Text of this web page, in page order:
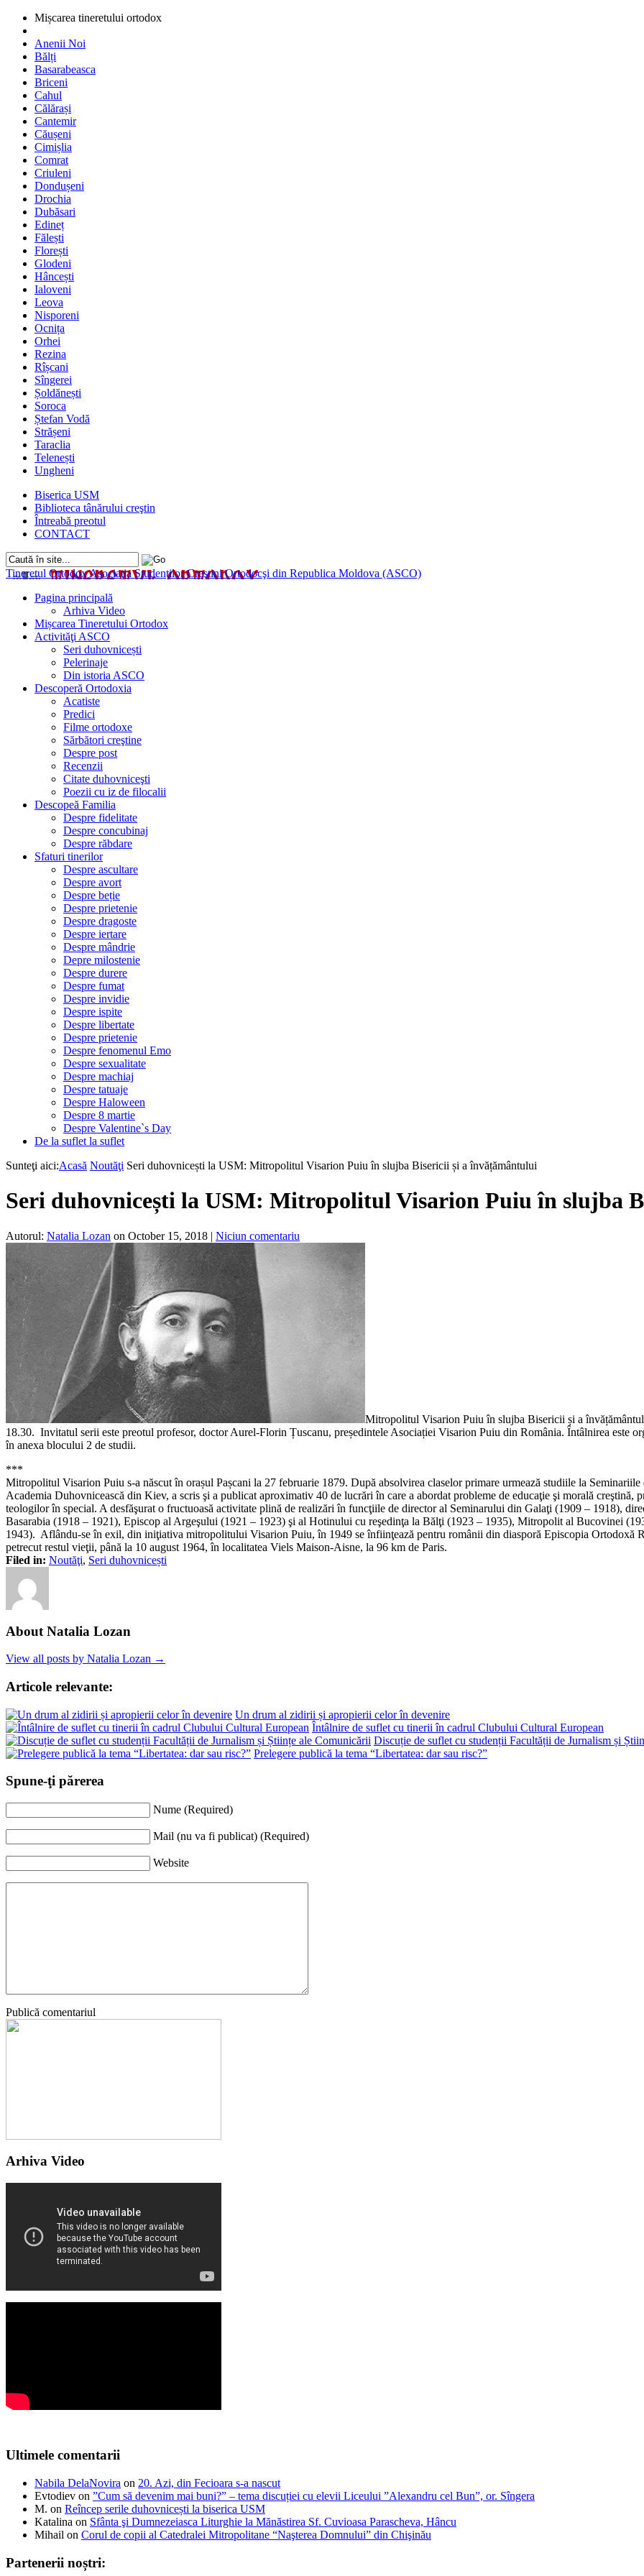
Mișcarea tineretului ortodox
Anenii Noi
Bălți
Basarabeasca
Briceni
Cahul
Călărași
Cantemir
Căușeni
Cimișlia
Comrat
Criuleni
Dondușeni
Drochia
Dubăsari
Edineț
Fălești
Florești
Glodeni
Hâncești
Ialoveni
Leova
Nisporeni
Ocnița
Orhei
Rezina
Rîșcani
Sîngerei
Șoldănești
Soroca
Ștefan Vodă
Strășeni
Taraclia
Telenești
Ungheni
Biserica USM
Biblioteca tânărului creştin
Întreabă preotul
CONTACT
Tineretul OrtodoxAsociaţia Studenţilor Creştini Ortodocşi din Republica Moldova (ASCO)
Pagina principală
Arhiva Video
Mișcarea Tineretului Ortodox
Activităţi ASCO
Seri duhovnicești
Pelerinaje
Din istoria ASCO
Descoperă Ortodoxia
Acatiste
Predici
Filme ortodoxe
Sărbători creştine
Despre post
Recenzii
Citate duhovniceşti
Poezii cu iz de filocalii
Descopeă Familia
Despre fidelitate
Despre concubinaj
Despre răbdare
Sfaturi tinerilor
Despre ascultare
Despre avort
Despre beție
Despre prietenie
Despre dragoste
Despre iertare
Despre mândrie
Depre milostenie
Despre durere
Despre fumat
Despre invidie
Despre ispite
Despre libertate
Despre prietenie
Despre fenomenul Emo
Despre sexualitate
Despre machiaj
Despre tatuaje
Despre Haloween
Despre 8 martie
Despre Valentine`s Day
De la suflet la suflet
Sunteţi aici:Acasă Noutăţi Seri duhovnicești la USM: Mitropolitul Visarion Puiu în slujba Bisericii și a învățământului
Seri duhovnicești la USM: Mitropolitul Visarion Puiu în slujba
Autorul: Natalia Lozan on October 15, 2018 | Niciun comentariu
Mitropolitul Visarion Puiu în slujba Bisericii și a
18.30. Invitatul serii este preotul profesor, doctor Aurel-Florin Țuscanu, președintele Asociației Visarion Puiu din România. Întâlnirea este
în anexa blocului 2 de studii.
***
Mitropolitul Visarion Puiu s-a născut în orașul Pașcani la 27 februarie 1879. După absolvirea claselor primare urmează studiile la
Academia Duhovnicească din Kiev, a scris şi a publicat aproximativ 40 de lucrări în care a abordat probleme de educaţie şi morală creştină,
teologilor în special. A desfăşurat o fructuoasă activitate plină de realizări în funcţiile de director al Seminarului din Galaţi (1909 – 1918),
Basarabia (1918 – 1921), Episcop al Argeşului (1921 – 1923) şi al Hotinului cu reşedinţa la Bălţi (1923 – 1935), Mitropolit al Bucovinei
1943). Aflându-se în exil, din iniţiativa mitropolitului Visarion Puiu, în 1949 se înfiinţează pentru românii din diasporă Episcopia Ortodoxă
petrecut restul vieţii, până la 10 august 1964, în localitatea Viels Maison-Aisne, la 96 km de Paris.
Filed in: Noutăţi, Seri duhovnicești
About Natalia Lozan
View all posts by Natalia Lozan →
Articole relevante:
Un drum al zidirii și apropierii celor în devenire
Întâlnire de suflet cu tinerii în cadrul Clubului Cultural European
Discuție de suflet cu studenții Facultății de Jurnalism și
Prelegere publică la tema “Libertatea: dar sau risc?”
Spune-ţi părerea
Nume (Required)
Mail (nu va fi publicat) (Required)
Website
Publică comentariul
Arhiva Video
Ultimele comentarii
Nabila DelaNovira on 20. Azi, din Fecioara s-a nascut
Evtodiev on ”Cum să devenim mai buni?” – tema discuției cu elevii Liceului ”Alexandru cel Bun”, or. Sîngera
M. on Reîncep serile duhovnicești la biserica USM
Katalina on Sfânta şi Dumnezeiasca Liturghie la Mănăstirea Sf. Cuvioasa Parascheva, Hâncu
Mihail on Corul de copii al Catedralei Mitropolitane “Naşterea Domnului” din Chişinău
Partenerii noștri: